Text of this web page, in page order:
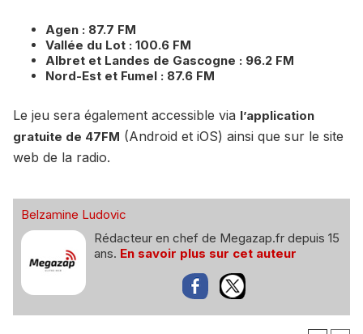
Agen : 87.7 FM
Vallée du Lot : 100.6 FM
Albret et Landes de Gascogne : 96.2 FM
Nord-Est et Fumel : 87.6 FM
Le jeu sera également accessible via l’application
gratuite de 47FM (Android et iOS) ainsi que sur le site
web de la radio.
Belzamine Ludovic
Rédacteur en chef de Megazap.fr depuis 15
ans. En savoir plus sur cet auteur